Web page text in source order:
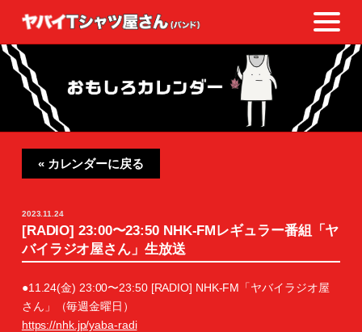
« カレンダーに戻る
2023.11.24
[RADIO] 23:00〜23:50 NHK-FMレギュラー番組「ヤ
バイラジオ屋さん」生放送
●11.24(金) 23:00〜23:50 [RADIO] NHK-FM「ヤバイラジオ屋
さん」（毎週金曜日）
https://nhk.jp/yaba-radi